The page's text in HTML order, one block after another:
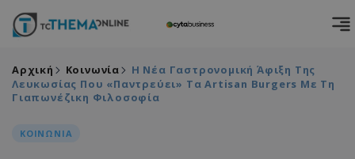
Αρχική Κοινωνία
Η Νέα Γαστρονομική Άφιξη Της
Λευκωσίας Που «παντρεύει» Τα Artisan Burgers Με Τη
Γιαπωνέζικη Φιλοσοφία
ΚΟΙΝΩΝΙΑ